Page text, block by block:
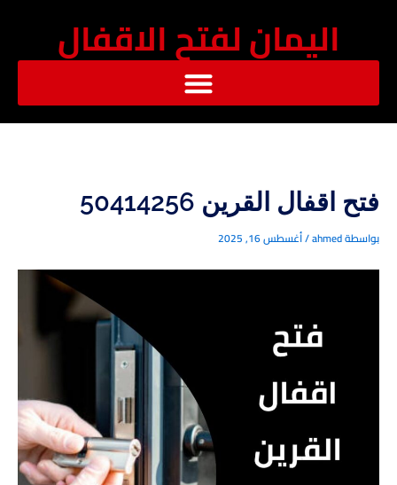
اليمان لفتح الاقفال
فتح اقفال القرين 50414256
بواسطةahmed
/أغسطس 16, 2025